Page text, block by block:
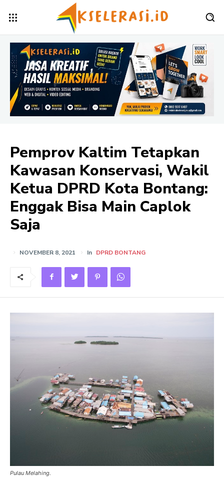
Pemprov Kaltim Tetapkan
Kawasan Konservasi, Wakil
Ketua DPRD Kota Bontang:
Enggak Bisa Main Caplok
Saja
NOVEMBER 8, 2021 In DPRD BONTANG
Pulau Melahing.